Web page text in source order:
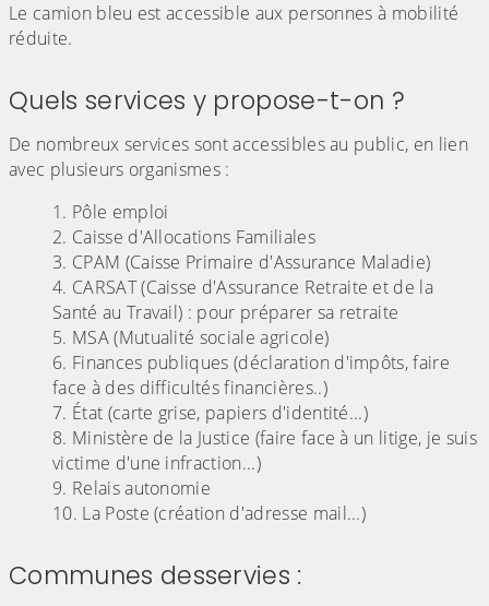
Le camion bleu est accessible aux personnes à mobilité
réduite.
Quels services y propose-t-on ?
De nombreux services sont accessibles au public, en lien
avec plusieurs organismes :
Pôle emploi
Caisse d'Allocations Familiales
CPAM (Caisse Primaire d'Assurance Maladie)
CARSAT (Caisse d'Assurance Retraite et de la
Santé au Travail) : pour préparer sa retraite
MSA (Mutualité sociale agricole)
Finances publiques (déclaration d'impôts, faire
face à des difficultés financières..)
État (carte grise, papiers d'identité...)
Ministère de la Justice (faire face à un litige, je suis
victime d'une infraction...)
Relais autonomie
La Poste (création d'adresse mail...)
Communes desservies :